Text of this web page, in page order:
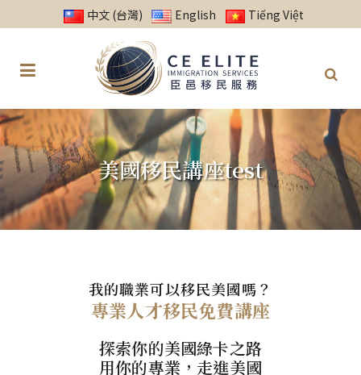
中文 (台灣) English Tiếng Việt
美國移民講座test
我的職業可以移民美國嗎？
專業人才移民免費講座
探索你的美國綠卡之路
用你的專業，走進美國